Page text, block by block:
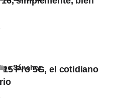
15 Pro 5G, el cotidiano
Sánchez